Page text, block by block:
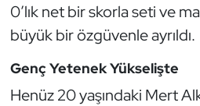
0’lık net bir skorla seti ve
büyük bir özgüvenle ayrıldı.
Genç Yetenek Yükselişte
Henüz 20 yaşındaki Mert
Halter
Hentbol